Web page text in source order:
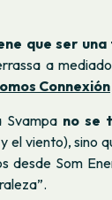
que ser
a
Connexión
Svampa no se
el viento), sino
desde Som